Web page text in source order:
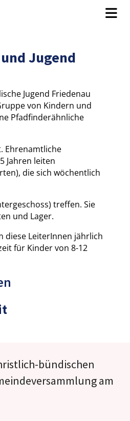
Jugend
Jugend Friedenau
von Kindern und
Pfadfinderähnliche
Ehrenamtliche
Jahren leiten
die sich wöchentlich
treffen. Sie
und Lager.
diese LeiterInnen jährlich
für Kinder von 8-12
bündischen
am